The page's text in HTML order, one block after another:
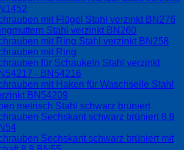
mit Flügel Stahl verzinkt BN276
Stahl verzinkt BN260
mit Ring Stahl verzinkt BN258
mit Ring
für Schaukeln Stahl verzinkt
- BN54216
mit Haken für Waschseile Stahl
BN54209
metrisch Stahl schwarz brüniert
Sechskant schwarz brüniert 8.8
Sechskant schwarz brüniert mit